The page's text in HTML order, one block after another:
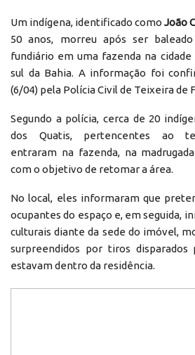
Um indígena, identificado como João
50 anos, morreu após ser
fundiário em uma fazenda na cidade
sul da Bahia. A informação foi
(6/04) pela Polícia Civil de Teixeira de
Segundo a polícia, cerca de 20
dos Quatis, pertencentes ao
entraram na fazenda, na
com o objetivo de retomar a área.
No local, eles informaram que
ocupantes do espaço e, em seguida,
culturais diante da sede do imóvel,
surpreendidos por tiros
estavam dentro da residência.